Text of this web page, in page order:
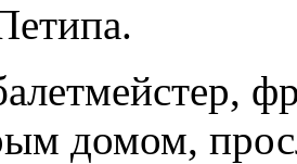
домом,